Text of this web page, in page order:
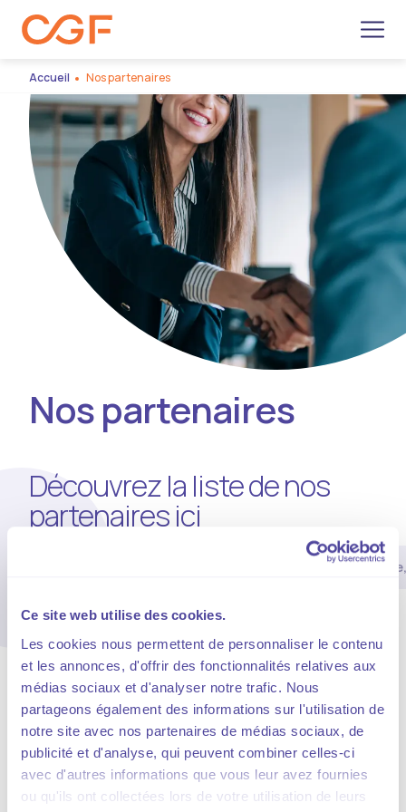
Ce site web utilise des cookies.
Les cookies nous permettent de personnaliser le contenu
et les annonces, d'offrir des fonctionnalités relatives aux
médias sociaux et d'analyser notre trafic. Nous
partageons également des informations sur l'utilisation de
notre site avec nos partenaires de médias sociaux, de
publicité et d'analyse, qui peuvent combiner celles-ci
avec d'autres informations que vous leur avez fournies
ou qu'ils ont collectées lors de votre utilisation de leurs
Accueil Nos partenaires
Nos partenaires
Découvrez la liste de nos
partenaires ici
Instituts de
France Travail